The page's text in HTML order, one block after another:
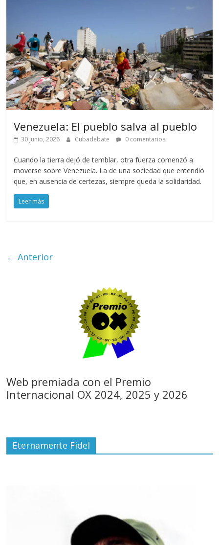
Venezuela: El pueblo salva al pueblo
30 junio, 2026 Cubadebate 0 comentarios
Cuando la tierra dejó de temblar, otra fuerza comenzó a
moverse sobre Venezuela. La de una sociedad que entendió
que, en ausencia de certezas, siempre queda la solidaridad.
Leer más
← Anterior
Web premiada con el Premio
Internacional OX 2024, 2025 y 2026
Eternamente Fidel